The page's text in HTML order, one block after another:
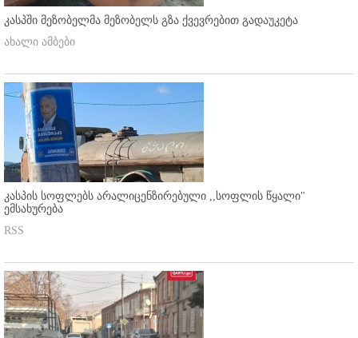
კასპში მეზობელმა მეზობელს გზა ქვევრებით გადაუკეტა
ახალი ამბები
კასპის სოფლებს არალიცენზირებული ,,სოფლის წყალი"
ემსახურება
RSS